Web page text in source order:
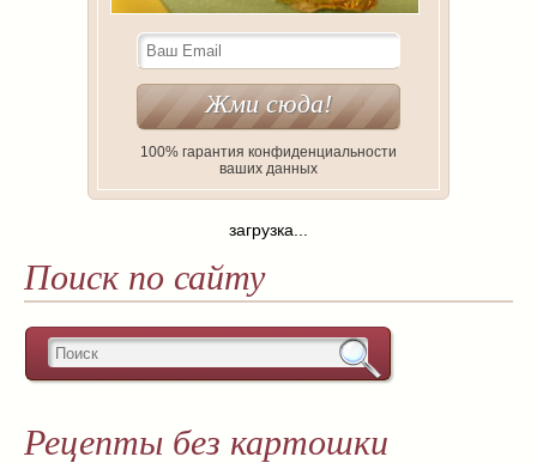
100% гарантия конфиденциальности
ваших данных
загрузка...
Поиск по сайту
Рецепты без картошки